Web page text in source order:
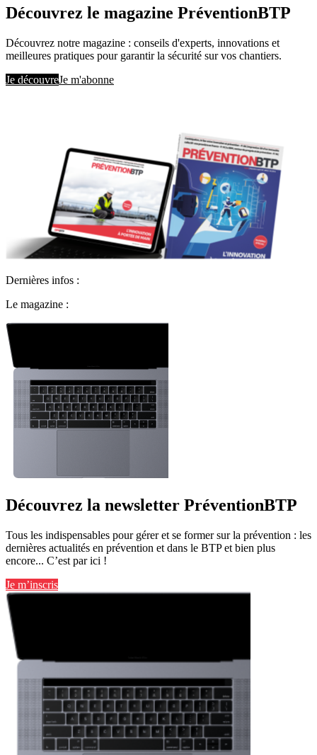
Découvrez le magazine PréventionBTP
Découvrez notre magazine : conseils d'experts, innovations et
meilleures pratiques pour garantir la sécurité sur vos chantiers.
Je découvreJe m'abonne
Dernières infos :
Le magazine :
Découvrez la newsletter PréventionBTP
Tous les indispensables pour gérer et se former sur la prévention : les
dernières actualités en prévention et dans le BTP et bien plus
encore... C’est par ici !
Je m’inscris